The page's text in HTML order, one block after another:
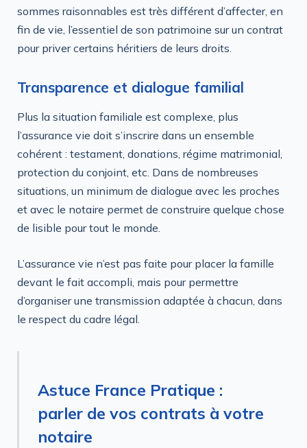
sommes raisonnables est très différent d’affecter, en
fin de vie, l’essentiel de son patrimoine sur un contrat
pour priver certains héritiers de leurs droits.
Transparence et dialogue familial
Plus la situation familiale est complexe, plus
l’assurance vie doit s’inscrire dans un ensemble
cohérent : testament, donations, régime matrimonial,
protection du conjoint, etc. Dans de nombreuses
situations, un minimum de dialogue avec les proches
et avec le notaire permet de construire quelque chose
de lisible pour tout le monde.
L’assurance vie n’est pas faite pour placer la famille
devant le fait accompli, mais pour permettre
d’organiser une transmission adaptée à chacun, dans
le respect du cadre légal.
Astuce France Pratique :
parler de vos contrats à votre
notaire